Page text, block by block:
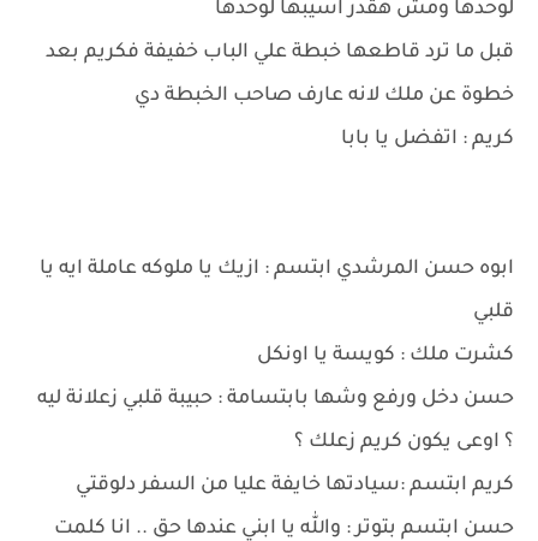
لوحدها ومش هقدر اسيبها لوحدها
قبل ما ترد قاطعها خبطة علي الباب خفيفة فكريم بعد
خطوة عن ملك لانه عارف صاحب الخبطة دي
كريم : اتفضل يا بابا
ابوه حسن المرشدي ابتسم : ازيك يا ملوكه عاملة ايه يا
قلبي
كشرت ملك : كويسة يا اونكل
حسن دخل ورفع وشها بابتسامة : حبيبة قلبي زعلانة ليه
؟ اوعى يكون كريم زعلك ؟
كريم ابتسم :سيادتها خايفة عليا من السفر دلوقتي
حسن ابتسم بتوتر : والله يا ابني عندها حق .. انا كلمت